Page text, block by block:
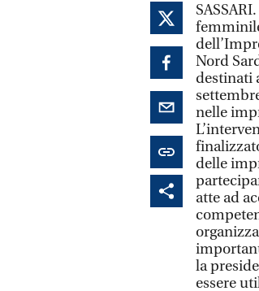
Nord
destinati
nelle
delle
atte ad
la
essere